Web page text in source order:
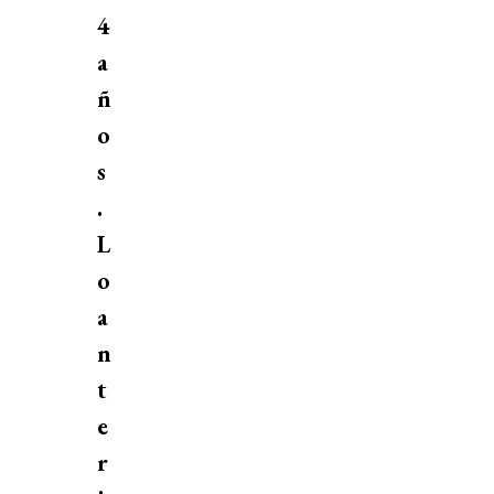
4
a
ñ
o
s
.
L
o
a
n
t
e
r